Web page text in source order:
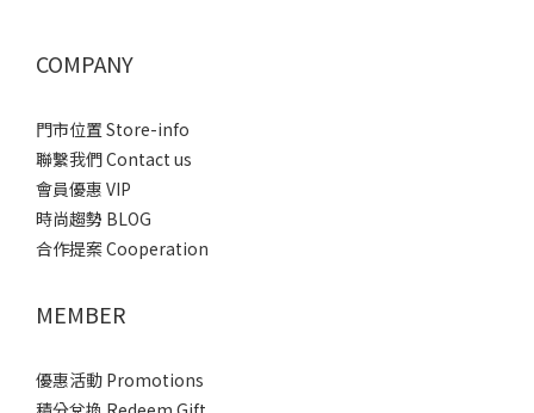
COMPANY
門市位置 Store-info
聯繫我們 Contact us
會員優惠 VIP
時尚趨勢 BLOG
合作提案 Cooperation
MEMBER
優惠活動 Promotions